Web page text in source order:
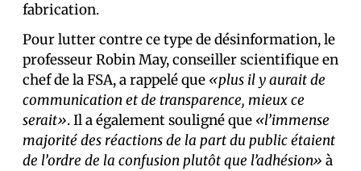
fabrication.
Pour lutter contre ce type de désinformation, le
professeur Robin May, conseiller scientifique en
chef de la FSA, a rappelé que «plus il y aurait de
communication et de transparence, mieux ce
serait». Il a également souligné que «l’immense
majorité des réactionsde la part du public étaient
de l’ordre de la confusion plutôt que l’adhésion» à